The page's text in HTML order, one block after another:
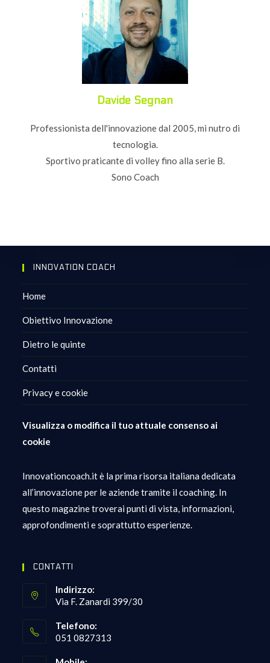
Davide Segnan
Professionista dell'innovazione dal 2005, mi nutro di
tecnologia.
Sportivo praticante di volley fino alla serie B.
Sono Coach
INNOVATION COACH
Home
Obiettivo Innovazione
Dietro le quinte
Contatti
Privacy e cookie
Visualizza o modifica il tuo attuale consenso ai
cookie
Innovationcoach.it è la prima risorsa italiana dedicata
all’innovazione per le aziende tramite il coaching. In
questo magazine troverai punti di vista, informazioni,
approfondimenti e soprattutto esperienze.
CONTATTI
Indirizzo:
Via F. Zanardi 399/30
Telefono:
051 0827313